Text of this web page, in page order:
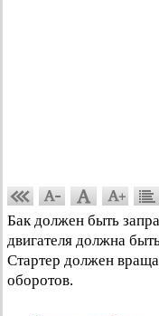
Бак должен быть
двигателя должна
Стартер должен
оборотов.